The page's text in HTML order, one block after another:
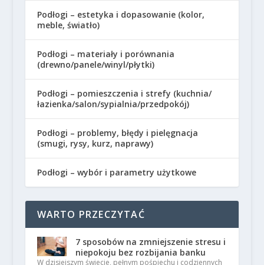
Podłogi – estetyka i dopasowanie (kolor,
meble, światło)
Podłogi – materiały i porównania
(drewno/panele/winyl/płytki)
Podłogi – pomieszczenia i strefy (kuchnia/
łazienka/salon/sypialnia/przedpokój)
Podłogi – problemy, błędy i pielęgnacja
(smugi, rysy, kurz, naprawy)
Podłogi – wybór i parametry użytkowe
WARTO PRZECZYTAĆ
7 sposobów na zmniejszenie stresu i
niepokoju bez rozbijania banku
W dzisiejszym świecie, pełnym pośpiechu i codziennych